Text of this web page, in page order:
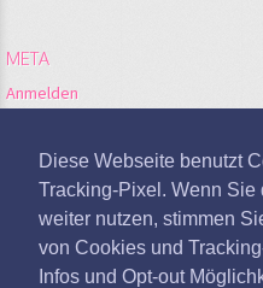
Diese Webseite benutzt
Tracking-Pixel. Wenn Sie
weiter nutzen, stimmen
von Cookies und
Infos und Opt-out
META
Anmelden
Kommentare-Feed
Google Analytics deaktivieren